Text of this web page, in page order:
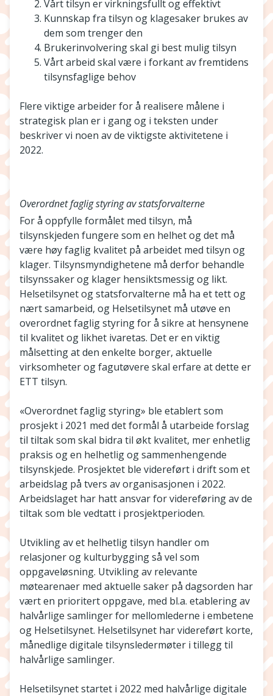
Vårt tilsyn er virkningsfullt og effektivt
Kunnskap fra tilsyn og klagesaker brukes av
dem som trenger den
Brukerinvolvering skal gi best mulig tilsyn
Vårt arbeid skal være i forkant av fremtidens
tilsynsfaglige behov
Flere viktige arbeider for å realisere målene i
strategisk plan er i gang og i teksten under
beskriver vi noen av de viktigste aktivitetene i
2022.
Overordnet faglig styring av statsforvalterne
For å oppfylle formålet med tilsyn, må
tilsynskjeden fungere som en helhet og det må
være høy faglig kvalitet på arbeidet med tilsyn og
klager. Tilsynsmyndighetene må derfor behandle
tilsynssaker og klager hensiktsmessig og likt.
Helsetilsynet og statsforvalterne må ha et tett og
nært samarbeid, og Helsetilsynet må utøve en
overordnet faglig styring for å sikre at hensynene
til kvalitet og likhet ivaretas. Det er en viktig
målsetting at den enkelte borger, aktuelle
virksomheter og fagutøvere skal erfare at dette er
ETT tilsyn.
«Overordnet faglig styring» ble etablert som
prosjekt i 2021 med det formål å utarbeide forslag
til tiltak som skal bidra til økt kvalitet, mer enhetlig
praksis og en helhetlig og sammenhengende
tilsynskjede. Prosjektet ble videreført i drift som et
arbeidslag på tvers av organisasjonen i 2022.
Arbeidslaget har hatt ansvar for videreføring av de
tiltak som ble vedtatt i prosjektperioden.
Utvikling av et helhetlig tilsyn handler om
relasjoner og kulturbygging så vel som
oppgaveløsning. Utvikling av relevante
møtearenaer med aktuelle saker på dagsorden har
vært en prioritert oppgave, med bl.a. etablering av
halvårlige samlinger for mellomlederne i embetene
og Helsetilsynet. Helsetilsynet har videreført korte,
månedlige digitale tilsynsledermøter i tillegg til
halvårlige samlinger.
Helsetilsynet startet i 2022 med halvårlige digitale